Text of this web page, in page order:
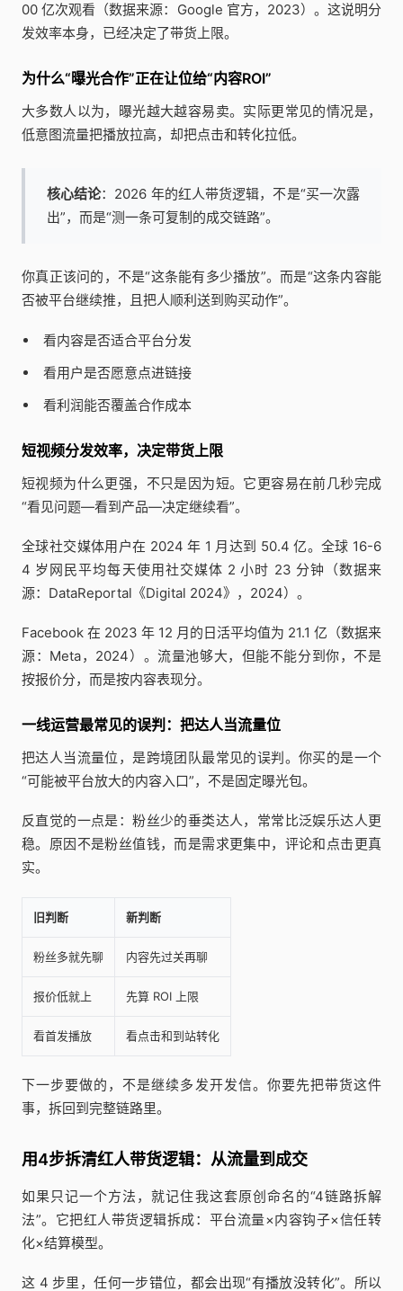
00 亿次观看（数据来源：Google 官方，2023）。这说明分
发效率本身，已经决定了带货上限。
为什么“曝光合作”正在让位给“内容ROI”
大多数人以为，曝光越大越容易卖。实际更常见的情况是，
低意图流量把播放拉高，却把点击和转化拉低。
核心结论：2026 年的红人带货逻辑，不是“买一次露
出”，而是“测一条可复制的成交链路”。
你真正该问的，不是“这条能有多少播放”。而是“这条内容能
否被平台继续推，且把人顺利送到购买动作”。
看内容是否适合平台分发
看用户是否愿意点进链接
看利润能否覆盖合作成本
短视频分发效率，决定带货上限
短视频为什么更强，不只是因为短。它更容易在前几秒完成
“看见问题—看到产品—决定继续看”。
全球社交媒体用户在 2024 年 1 月达到 50.4 亿。全球 16-6
4 岁网民平均每天使用社交媒体 2 小时 23 分钟（数据来
源：DataReportal《Digital 2024》，2024）。
Facebook 在 2023 年 12 月的日活平均值为 21.1 亿（数据来
源：Meta，2024）。流量池够大，但能不能分到你，不是
按报价分，而是按内容表现分。
一线运营最常见的误判：把达人当流量位
把达人当流量位，是跨境团队最常见的误判。你买的是一个
“可能被平台放大的内容入口”，不是固定曝光包。
反直觉的一点是：粉丝少的垂类达人，常常比泛娱乐达人更
稳。原因不是粉丝值钱，而是需求更集中，评论和点击更真
实。
旧判断 新判断
粉丝多就先聊 内容先过关再聊
报价低就上 先算 ROI 上限
看首发播放 看点击和到站转化
下一步要做的，不是继续多发开发信。你要先把带货这件
事，拆回到完整链路里。
用4步拆清红人带货逻辑：从流量到成交
如果只记一个方法，就记住我这套原创命名的“4链路拆解
法”。它把红人带货逻辑拆成：平台流量×内容钩子×信任转
化×结算模型。
这 4 步里，任何一步错位，都会出现“有播放没转化”。所以